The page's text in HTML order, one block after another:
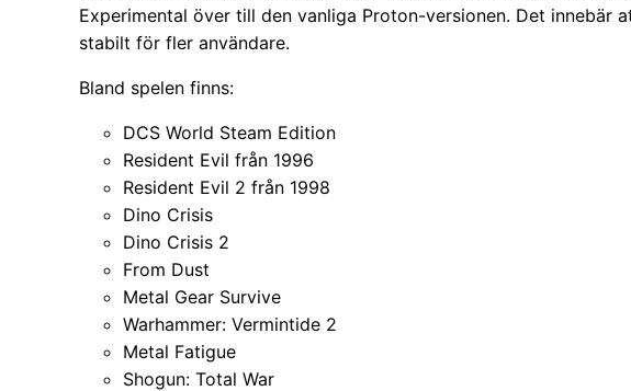
Experimental över till den vanliga Proton-versionen. Det innebär
stabilt för fler användare.
Bland spelen finns:
DCS World Steam Edition
Resident Evil från 1996
Resident Evil 2 från 1998
Dino Crisis
Dino Crisis 2
From Dust
Metal Gear Survive
Warhammer: Vermintide 2
Metal Fatigue
Shogun: Total War